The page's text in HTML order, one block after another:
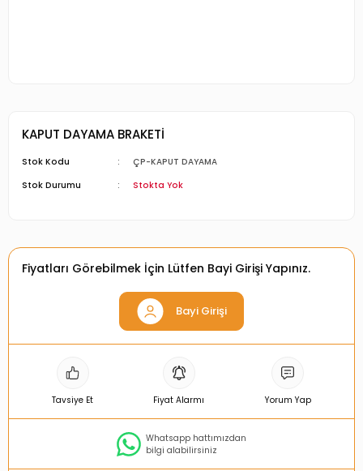
KAPUT DAYAMA BRAKETİ
Stok Kodu
ÇP-KAPUT DAYAMA
Stok Durumu
Stokta Yok
Fiyatları Görebilmek İçin Lütfen Bayi Girişi Yapınız.
Bayi Girişi
Tavsiye Et Fiyat Alarmı Yorum Yap
Whatsapp hattımızdan
bilgi alabilirsiniz